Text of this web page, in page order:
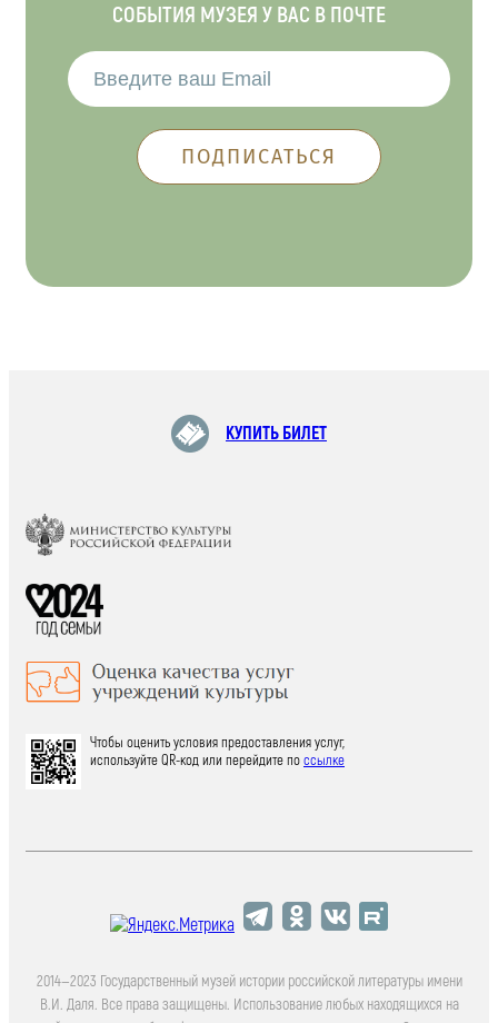
СОБЫТИЯ МУЗЕЯ У ВАС В ПОЧТЕ
КУПИТЬ БИЛЕТ
Чтобы оценить условия предоставления услуг,
используйте QR-код или перейдите поссылке
2014—2023 Государственный музей истории российской литературы имени
В.И. Даля. Все права защищены. Использование любых находящихся на